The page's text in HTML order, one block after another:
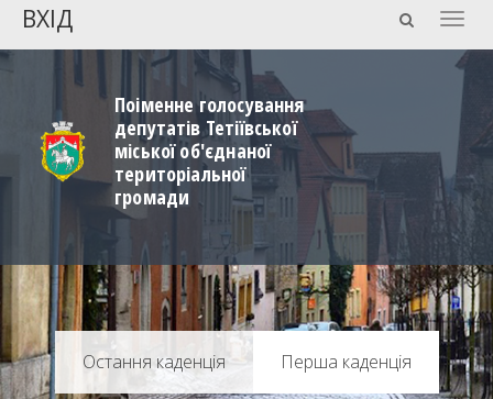
ВХІД
Поіменне голосування
депутатів Тетіївської
міської об'єднаної
територіальної
громади
Перша каденція